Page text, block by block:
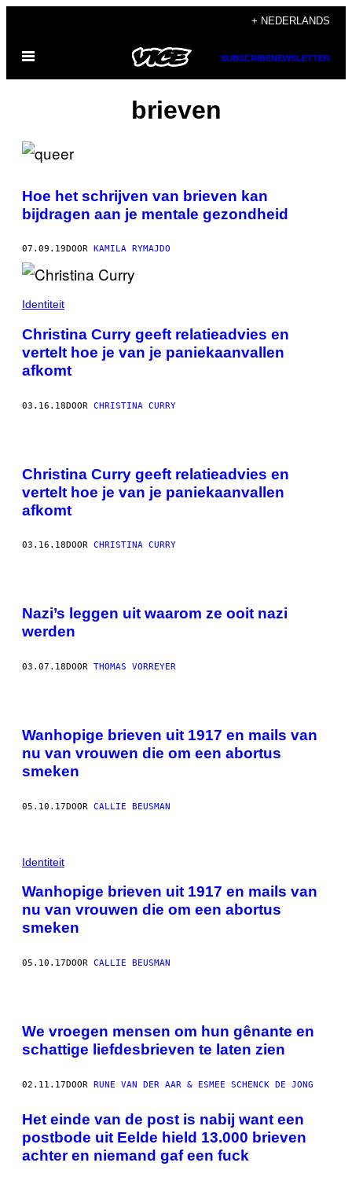
de
+ NEDERLANDS
Open
SUBSCRIBENEWSLETTER
brieven
Hoe het schrijven van brieven kan
bijdragen aan je mentale gezondheid
07.09.19DOOR KAMILA RYMAJDO
Identiteit
Christina Curry geeft relatieadvies en
vertelt hoe je van je paniekaanvallen
afkomt
03.16.18DOOR CHRISTINA CURRY
Christina Curry geeft relatieadvies en
vertelt hoe je van je paniekaanvallen
afkomt
03.16.18DOOR CHRISTINA CURRY
Nazi’s leggen uit waarom ze ooit nazi
werden
03.07.18DOOR THOMAS VORREYER
Wanhopige brieven uit 1917 en mails van
nu van vrouwen die om een abortus
smeken
05.10.17DOOR CALLIE BEUSMAN
Identiteit
Wanhopige brieven uit 1917 en mails van
nu van vrouwen die om een abortus
smeken
05.10.17DOOR CALLIE BEUSMAN
We vroegen mensen om hun gênante en
schattige liefdesbrieven te laten zien
02.11.17DOOR RUNE VAN DER AAR & ESMEE SCHENCK DE JONG
Het einde van de post is nabij want een
postbode uit Eelde hield 13.000 brieven
achter en niemand gaf een fuck